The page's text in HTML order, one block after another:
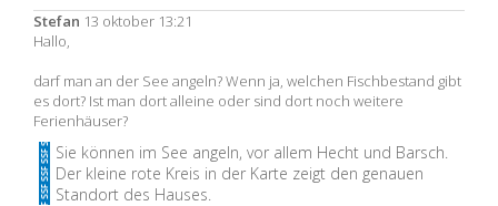
Stefan 13 oktober 13:21
Hallo,
darf man an der See angeln? Wenn ja, welchen Fischbestand gibt
es dort? Ist man dort alleine oder sind dort noch weitere
Ferienhäuser?
Sie können im See angeln, vor allem Hecht und Barsch.
Der kleine rote Kreis in der Karte zeigt den genauen
Standort des Hauses.